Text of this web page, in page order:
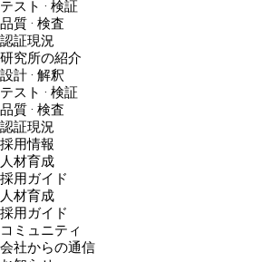
テスト · 検証
品質 · 検査
認証現況
研究所の紹介
設計 · 解釈
テスト · 検証
品質 · 検査
認証現況
採用情報
人材育成
採用ガイド
人材育成
採用ガイド
コミュニティ
会社からの通信